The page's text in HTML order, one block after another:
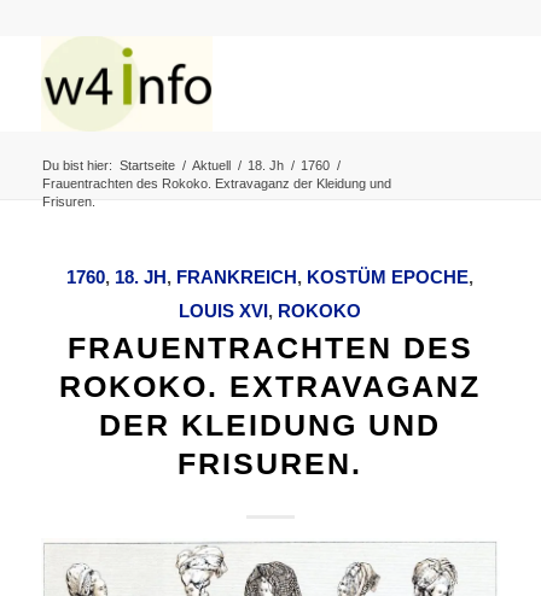
Du bist hier: Startseite / Aktuell / 18. Jh / 1760 /
Frauentrachten des Rokoko. Extravaganz der Kleidung und
Frisuren.
1760, 18. JH, FRANKREICH, KOSTÜM EPOCHE,
LOUIS XVI, ROKOKO
FRAUENTRACHTEN DES
ROKOKO. EXTRAVAGANZ
DER KLEIDUNG UND
FRISUREN.